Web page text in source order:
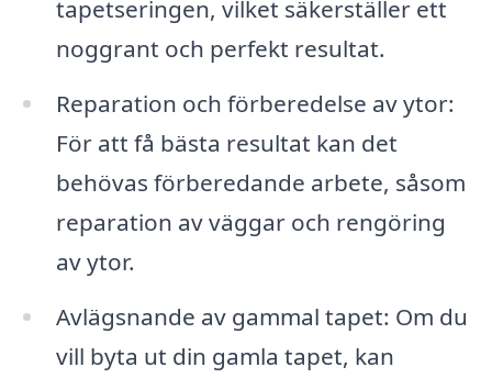
tapetseringen, vilket säkerställer ett
noggrant och perfekt resultat.
Reparation och förberedelse av ytor:
För att få bästa resultat kan det
behövas förberedande arbete, såsom
reparation av väggar och rengöring
av ytor.
Avlägsnande av gammal tapet: Om du
vill byta ut din gamla tapet, kan